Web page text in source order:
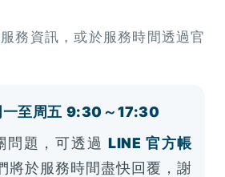
務資訊，或於服務時間透過官
一至周五 9:30～17:30
問題，可透過 LINE 官方帳
將於服務時間盡快回覆，謝